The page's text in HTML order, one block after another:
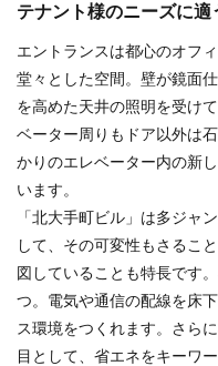
テナント様のニーズに
エントランスは都心のオフ
堂々とした空間。壁が鏡面
を高めた天井の照明を受け
ベーター周りもドア以外は
かりのエレベーター内の新
います。
「北大手町ビル」は多ジャ
して、その可変性もさるこ
図していることも特長です
つ。電気や通信の配線を床
ス環境をつくれます。さら
目として、省エネをキーワ